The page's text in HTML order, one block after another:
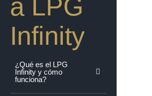
a LPG
Infinity
¿Qué es el LPG
Infinity y cómo
funciona?